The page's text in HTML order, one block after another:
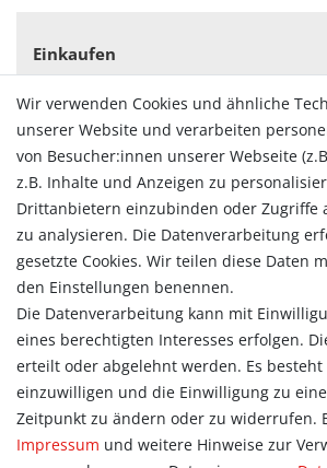
Einkaufen
Versandarten & -kosten
Widerrufsrecht
Vertrag widerrufen
Konto
Login
Registrieren
Warenkorb
Zur Kasse
Allgemein
Kontakt
Datenschutzerklärung
AGB
Impressum
Wir verwenden Cookies und ähnliche
unserer Website und verarbeiten
von Besucher:innen unserer Webseite
z.B. Inhalte und Anzeigen zu
Drittanbietern einzubinden oder Zugriffe
zu analysieren. Die Datenverarbeitung
gesetzte Cookies. Wir teilen diese Daten
den Einstellungen benennen.
Die Datenverarbeitung kann mit
eines berechtigten Interesses erfolgen.
erteilt oder abgelehnt werden. Es besteht
einzuwilligen und die Einwilligung zu
Zeitpunkt zu ändern oder zu widerrufen.
Impressum und weitere Hinweise zur